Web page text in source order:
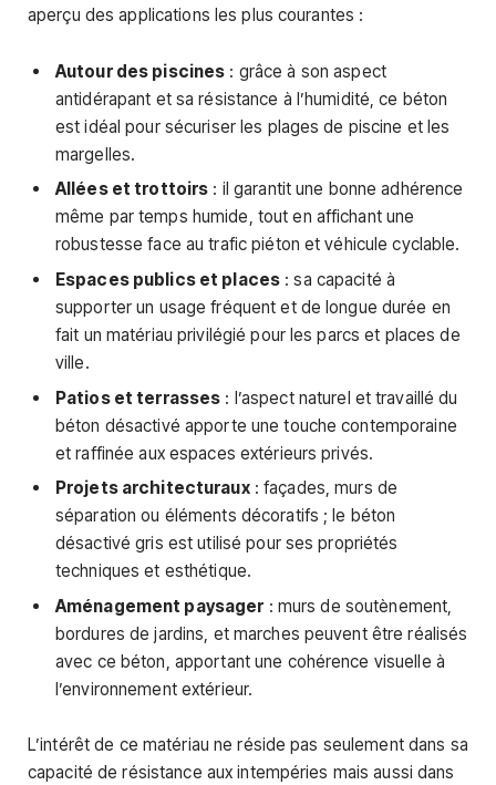
aperçu des applications les plus courantes :
Autour des piscines : grâce à son aspect
antidérapant et sa résistance à l’humidité, ce béton
est idéal pour sécuriser les plages de piscine et les
margelles.
Allées et trottoirs : il garantit une bonne adhérence
même par temps humide, tout en affichant une
robustesse face au trafic piéton et véhicule cyclable.
Espaces publics et places : sa capacité à
supporter un usage fréquent et de longue durée en
fait un matériau privilégié pour les parcs et places de
ville.
Patios et terrasses : l’aspect naturel et travaillé du
béton désactivé apporte une touche contemporaine
et raffinée aux espaces extérieurs privés.
Projets architecturaux: façades, murs de
séparation ou éléments décoratifs ; le béton
désactivé gris est utilisé pour ses propriétés
techniques et esthétique.
Aménagement paysager : murs de soutènement,
bordures de jardins, et marches peuvent être réalisés
avec ce béton, apportant une cohérence visuelle à
l’environnement extérieur.
L’intérêt de ce matériau ne réside pas seulement dans sa
capacité de résistance aux intempéries mais aussi dans